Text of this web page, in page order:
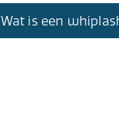
Wat is een